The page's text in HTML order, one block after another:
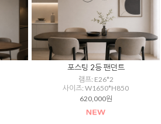
포스팅 2등 팬던트
램프: E26*2
사이즈: W1650*H850
620,000원